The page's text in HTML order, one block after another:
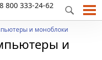
8 800 333-24-62
и моноблоки
и